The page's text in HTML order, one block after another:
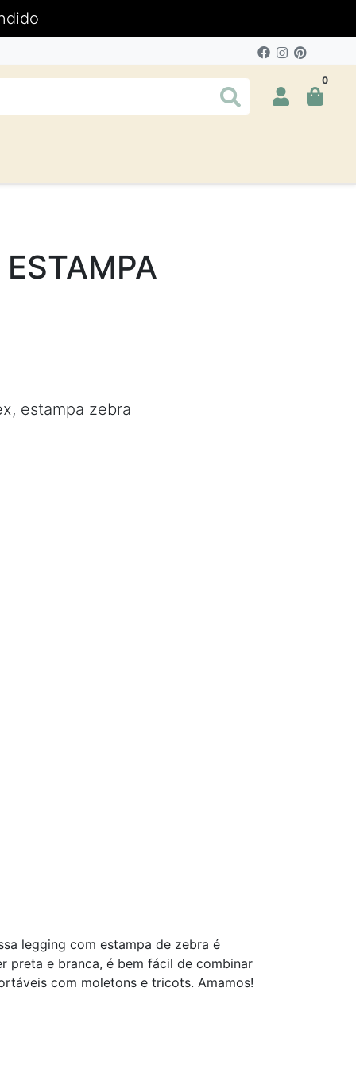
0
estampa zebra
legging com estampa de zebra é
preta e branca, é bem fácil de combinar
com moletons e tricots. Amamos!